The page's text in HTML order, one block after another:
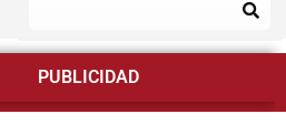
PUBLICIDAD